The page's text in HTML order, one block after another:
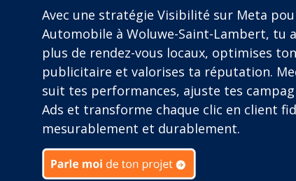
Avec une stratégie Visibilité sur Meta
Automobile à Woluwe-Saint-Lambert, tu
plus de rendez-vous locaux, optimises
publicitaire et valorises ta réputation.
suit tes performances, ajuste tes
Ads et transforme chaque clic en client
mesurablement et durablement.